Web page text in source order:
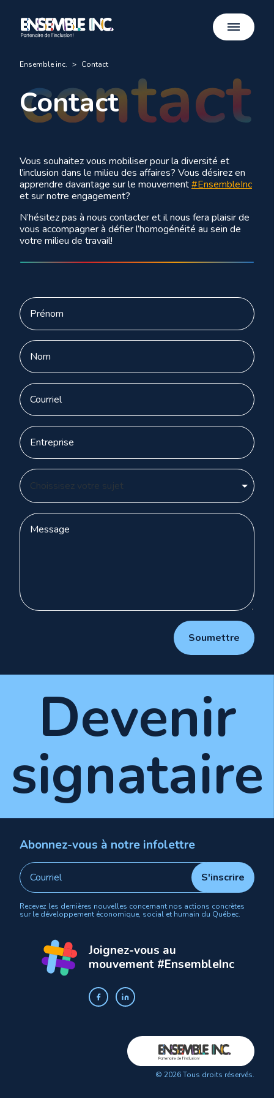
Ensemble inc. > Contact
Contact
Vous souhaitez vous mobiliser pour la diversité et
l’inclusion dans le milieu des affaires? Vous désirez en
apprendre davantage sur le mouvement#EnsembleInc
et sur notre engagement?
N’hésitez pas à nous contacter et il nous fera plaisir de
vous accompagner à défier l’homogénéité au sein de
votre milieu de travail!
Choissisez votre sujet
Soumettre
Devenir
signataire
Abonnez-vous à notre infolettre
Recevez les dernières nouvelles concernant nos actions concrètes
sur le développement économique, social et humain du Québec.
Joignez-vous au
mouvement #EnsembleInc
© 2026 Tous droits réservés.